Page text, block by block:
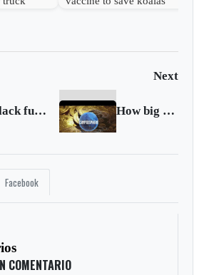
Next
'Black fungus' complication adds to India's woes How big is bitcoin's carbon footprint?
Facebook
COMENTARIO